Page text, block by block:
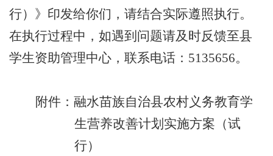
行）》印发给你们，请结合实际遵照执行。
在执行过程中，如遇到问题请及时反馈至县
学生资助管理中心，联系电话： 5135656。
附件： 融水苗族自治县农村义务教育学
生营养改善计划实施方案（试
行）